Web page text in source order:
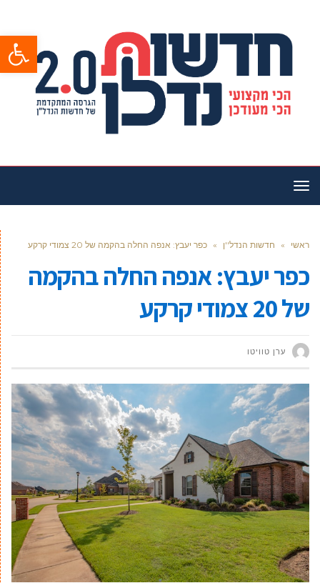
פתח
תפריט
ראשי » חדשות הנדל''ן » כפר יעבץ: אנפה החלה בהקמה של 20 צמודי קרקע
כפר יעבץ: אנפה החלה בהקמה
של 20 צמודי קרקע
ערן טוויטו